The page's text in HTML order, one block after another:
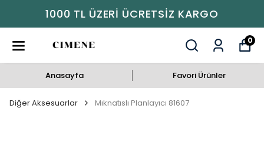
1000 TL ÜZERI ÜCRETSIZ
0
Anasayfa Favori Ürünler
Diğer Aksesuarlar Mıknatıslı Planlayıcı 81607